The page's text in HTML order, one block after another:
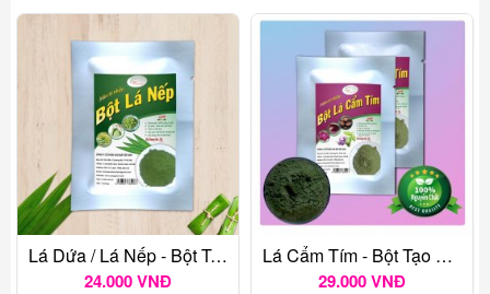
Lá Dứa / Lá Nếp - Bột Tạo Màu Thực Phẩm Tự Nhiên Gói 20G
24.000 VNĐ
Lá Cẩm Tím - Bột Tạo Màu Thực Phẩm Tự Nhiên Gói 20G
29.000 VNĐ